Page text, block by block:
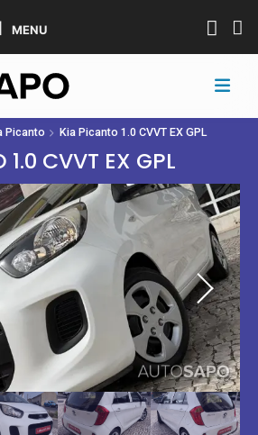
MENU
Picanto Kia Picanto 1.0 CVVT EX GPL
CVVT EX GPL